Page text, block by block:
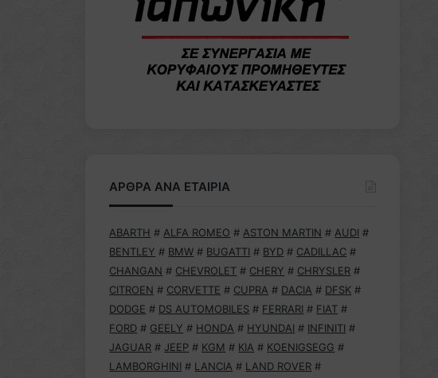
ΑΡΘΡΑ ΑΝΑ ΕΤΑΙΡΙΑ
ABARTH # ALFA ROMEO # ASTON MARTIN # AUDI #
BENTLEY # BMW # BUGATTI # BYD # CADILLAC #
CHANGAN # CHEVROLET # CHERY # CHRYSLER #
CITROEN # CORVETTE # CUPRA # DACIA # DFSK #
DODGE # DS AUTOMOBILES # FERRARI # FIAT #
FORD # GEELY # HONDA # HYUNDAI # INFINITI #
JAGUAR # JEEP # KGM # KIA # KOENIGSEGG #
LAMBORGHINI # LANCIA # LAND ROVER #